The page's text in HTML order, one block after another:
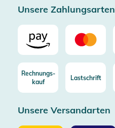
Unsere Zahlungsarten
Rechnungs-
kauf
Lastschrift
Unsere Versandarten